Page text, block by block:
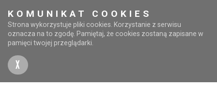
KOMUNIKAT COOKIES
Strona wykorzystuje pliki cookies. Korzystanie z serwisu
oznacza na to zgodę. Pamiętaj, że cookies zostaną zapisane w
pamięci twojej przeglądarki.
X